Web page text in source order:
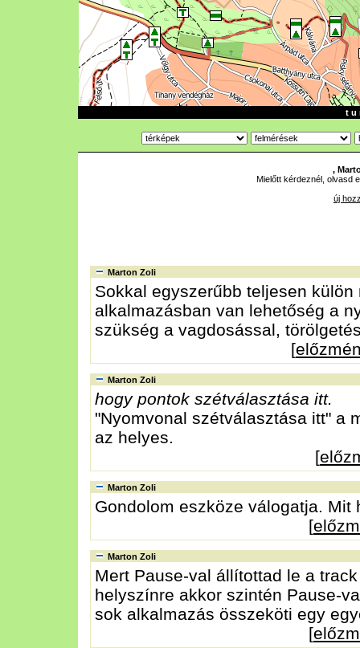
t u
,
Mielőtt kérdeznél, olvasd
új
Marton Zoli
Sokkal egyszerűbb teljesen
alkalmazásban van lehetőség a
szükség a vagdosással,
[
Marton Zoli
hogy pontok szétválasztása itt.
"Nyomvonal szétválasztása itt" a
az helyes.
[
Marton Zoli
Gondolom eszköze válogatja. Mit
[
Marton Zoli
Mert Pause-val állítottad le a
helyszínre akkor szintén Pause-
sok alkalmazás összeköti egy
[